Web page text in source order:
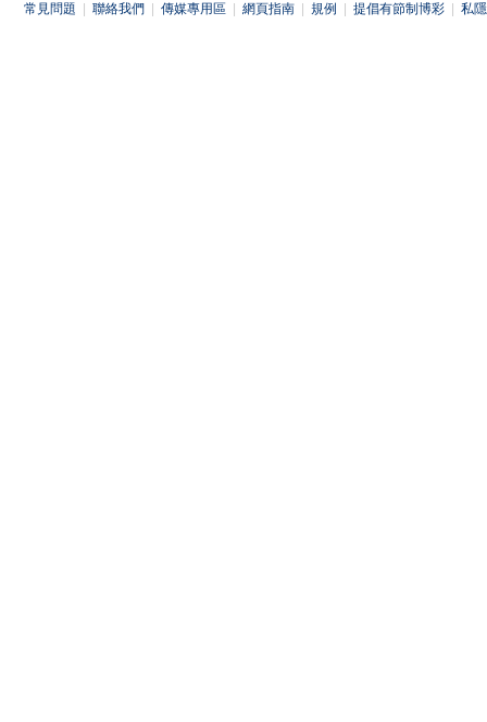
常見問題 聯絡我們 傳媒專用區 網頁指南 規例 提倡有節制博彩 私